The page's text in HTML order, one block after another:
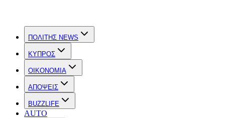
ΠΟΛΙΤΗΣ NEWS
ΚΥΠΡΟΣ
OIKONOMIA
ΑΠΟΨΕΙΣ
BUZZLIFE
AUTO